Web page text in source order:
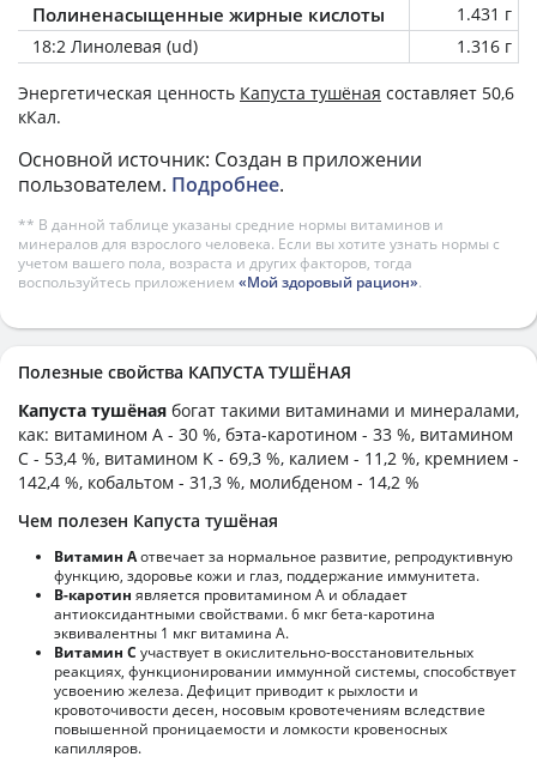
Полиненасыщенные жирные кислоты
1.431 г
18:2 Линолевая (ud)
1.316 г
Энергетическая ценность Капуста тушёная составляет 50,6
кКал.
Основной источник: Создан в приложении
пользователем. Подробнее.
** В данной таблице указаны средние нормы витаминов и
минералов для взрослого человека. Если вы хотите узнать нормы с
учетом вашего пола, возраста и других факторов, тогда
воспользуйтесь приложением «Мой здоровый рацион».
Полезные свойства КАПУСТА ТУШЁНАЯ
Капуста тушёная богат такими витаминами и минералами,
как: витамином А - 30 %, бэта-каротином - 33 %, витамином
C - 53,4 %, витамином K - 69,3 %, калием - 11,2 %, кремнием -
142,4 %, кобальтом - 31,3 %, молибденом - 14,2 %
Чем полезен Капуста тушёная
Витамин Аотвечает за нормальное развитие, репродуктивную
функцию, здоровье кожи и глаз, поддержание иммунитета.
В-каротин является провитамином А и обладает
антиоксидантными свойствами. 6 мкг бета-каротина
эквивалентны 1 мкг витамина А.
Витамин С участвует в окислительно-восстановительных
реакциях, функционировании иммунной системы, способствует
усвоению железа. Дефицит приводит к рыхлости и
кровоточивости десен, носовым кровотечениям вследствие
повышенной проницаемости и ломкости кровеносных
капилляров.